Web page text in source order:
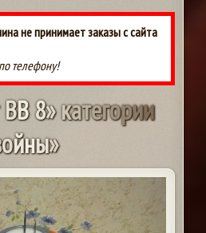
не принимает заказы с сайта
телефону!
ВВ8»категории
ойны»